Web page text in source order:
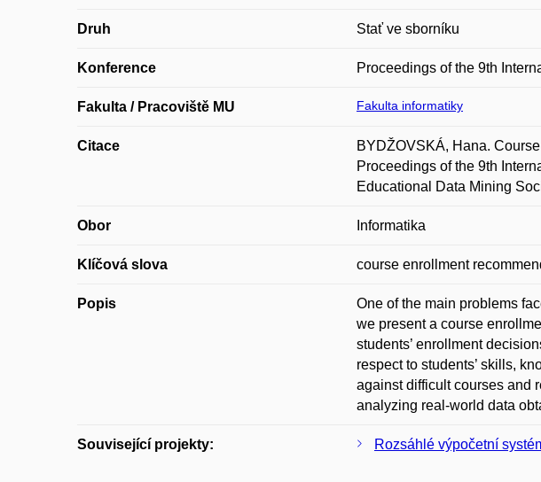
Druh Stať ve sborníku
Konference Proceedings of the 9th
Fakulta / Pracoviště MU Fakulta informatiky
Citace
BYDŽOVSKÁ, Hana.
Proceedings of the 9th
Educational Data Mining
Obor Informatika
Klíčová slova course enrollment
Popis
One of the main problems
we present a course
students’ enrollment
respect to students’ skills,
against difficult courses and
analyzing real-world data
Související projekty: Rozsáhlé výpočetní